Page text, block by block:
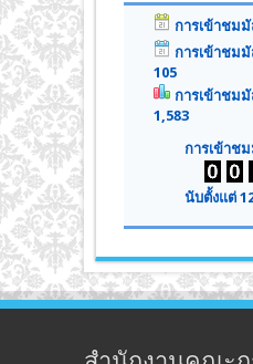
การเข้าชม
การเข้าชม
105
การเข้าชม
1,583
การเข้าชม
นับตั้งแต่ 12